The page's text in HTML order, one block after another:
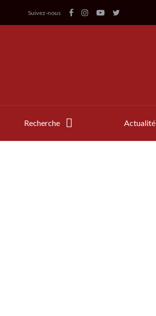
Suivez-nous
Recherche Actualité